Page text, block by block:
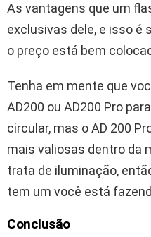
As vantagens que um
exclusivas dele, e isso é
o preço está bem
Tenha em mente que
AD200 ou AD200 Pro
circular, mas o AD 200
mais valiosas dentro da
trata de iluminação,
tem um você está
Conclusão